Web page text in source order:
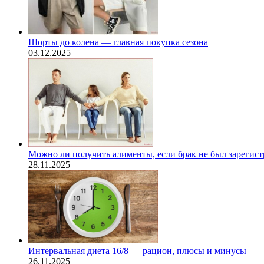
Шорты до колена — главная покупка сезона
03.12.2025
Можно ли получить алименты, если брак не был
28.11.2025
Интервальная диета 16/8 — рацион, плюсы и минусы
26.11.2025